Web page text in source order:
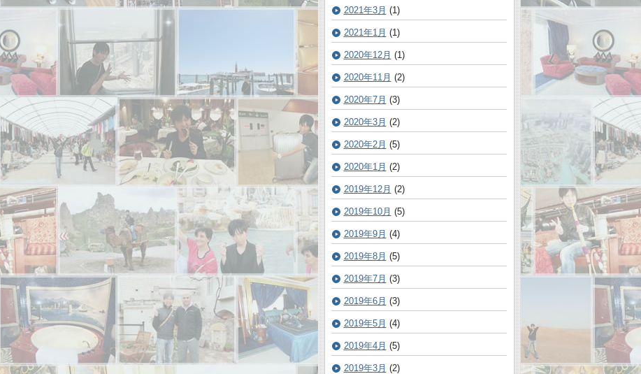
2021年3月 (1)
2021年1月 (1)
2020年12月 (1)
2020年11月 (2)
2020年7月 (3)
2020年3月 (2)
2020年2月 (5)
2020年1月 (2)
2019年12月 (2)
2019年10月 (5)
2019年9月 (4)
2019年8月 (5)
2019年7月 (3)
2019年6月 (3)
2019年5月 (4)
2019年4月 (5)
2019年3月 (2)